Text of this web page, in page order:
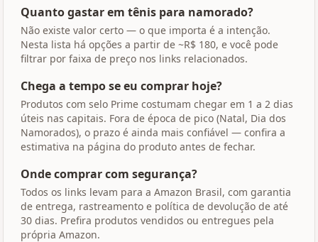
Quanto gastar em tênis para namorado?
Não existe valor certo — o que importa é a intenção.
Nesta lista há opções a partir de ~R$ 180, e você pode
filtrar por faixa de preço nos links relacionados.
Chega a tempo se eu comprar hoje?
Produtos com selo Prime costumam chegar em 1 a 2 dias
úteis nas capitais. Fora de época de pico (Natal, Dia dos
Namorados), o prazo é ainda mais confiável — confira a
estimativa na página do produto antes de fechar.
Onde comprar com segurança?
Todos os links levam para a Amazon Brasil, com garantia
de entrega, rastreamento e política de devolução de até
30 dias. Prefira produtos vendidos ou entregues pela
própria Amazon.